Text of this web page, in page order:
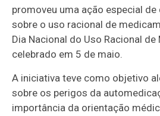
promoveu uma ação especial
sobre o uso racional de
Dia Nacional do Uso Racional
celebrado em 5 de maio.
A iniciativa teve como objetivo
sobre os perigos da
importância da orientação